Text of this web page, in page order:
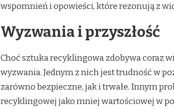
wspomnień i opowieści, które rezonują z
Wyzwania i przyszłość
Choć sztuka recyklingowa zdobywa coraz
wyzwania. Jednym z nich jest trudność w
zarówno bezpieczne, jak i trwałe. Innym
recyklingowej jako mniej wartościowej w